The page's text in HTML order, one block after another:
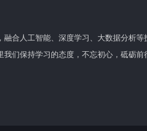
融合人工智能、深度学习、大数据分析
我们保持学习的态度，不忘初心，砥砺前